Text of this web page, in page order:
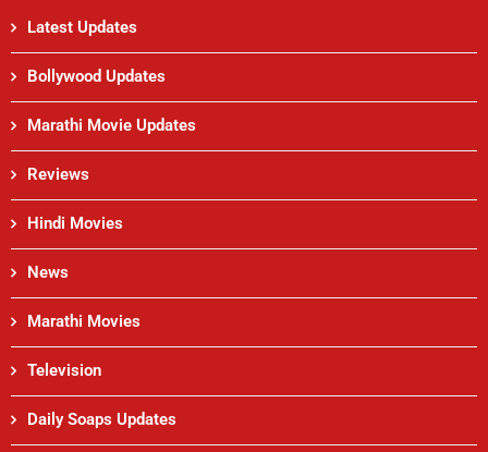
Latest Updates
Bollywood Updates
Marathi Movie Updates
Reviews
Hindi Movies
News
Marathi Movies
Television
Daily Soaps Updates